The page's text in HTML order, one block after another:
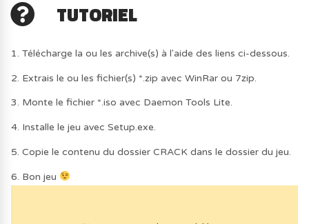
TUTORIEL
1. Télécharge la ou les archive(s) à l'aide des liens ci-dessous.
2. Extrais le ou les fichier(s) *.zip avec WinRar ou 7zip.
3. Monte le fichier *.iso avec Daemon Tools Lite.
4. Installe le jeu avec Setup.exe.
5. Copie le contenu du dossier CRACK dans le dossier du jeu.
6. Bon jeu